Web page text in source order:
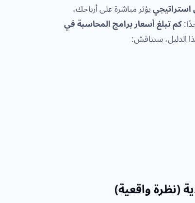
استراتيجييؤثر مباشرة على أرباحك،
كم تبلغ أسعار برامج المحاسبة في
الدليل، سنناقش:
(نظرة واقعية)